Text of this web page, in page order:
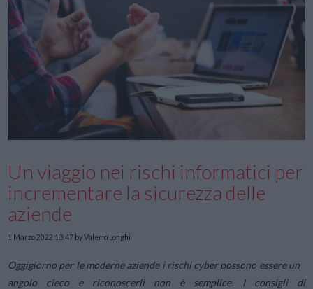
Un viaggio nei rischi informatici per
incrementare la sicurezza delle
aziende
1 Marzo 2022 13:47 by Valerio Longhi
Oggigiorno per le moderne aziende i rischi cyber possono essere un
angolo cieco e riconoscerli non è semplice. I consigli di